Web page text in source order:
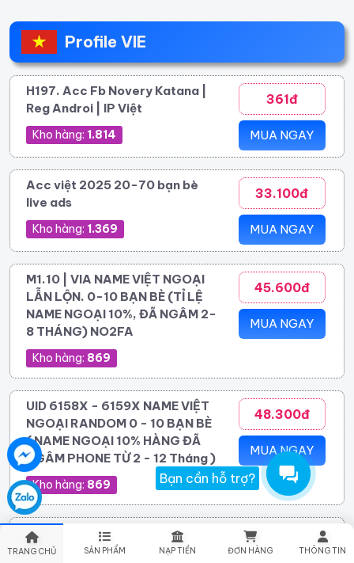
Bạn cần hỗ trợ?
TRANG CHỦ SẢN PHẨM NẠP TIỀN ĐƠN HÀNG THÔNG TIN
Profile VIE
H197. Acc Fb Novery Katana |
Reg Androi | IP Việt
Kho hàng: 1.814
361đ
MUA NGAY
Acc việt 2025 20-70 bạn bè
live ads
Kho hàng: 1.369
33.100đ
MUA NGAY
M1.10 | VIA NAME VIỆT NGOẠI
LẪN LỘN. 0-10 BẠN BÈ (TỈ LỆ
NAME NGOẠI 10%, ĐÃ NGÂM 2-
8 THÁNG) NO2FA
Kho hàng: 869
45.600đ
MUA NGAY
UID 6158X - 6159X NAME VIỆT
NGOẠI RANDOM 0 - 10 BẠN BÈ
( NAME NGOẠI 10% HÀNG ĐÃ
NGÂM PHONE TỪ 2 - 12 Tháng )
Kho hàng: 869
48.300đ
MUA NGAY
Vie 2025 - 2026 - 2FA - add
hotmailtrust - cực trâu .Trên 18 Tuổi
60.400đ